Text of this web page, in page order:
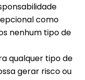
como
nenhum tipo de
qualquer tipo de
gerar risco ou